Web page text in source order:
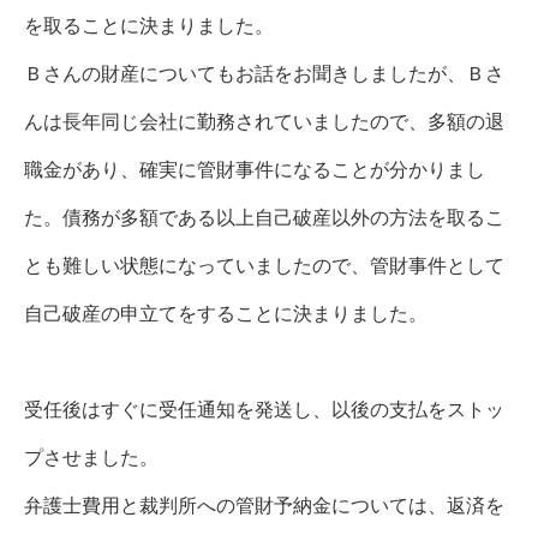
を取ることに決まりました。
Ｂさんの財産についてもお話をお聞きしましたが、Ｂさ
んは長年同じ会社に勤務されていましたので、多額の退
職金があり、確実に管財事件になることが分かりまし
た。債務が多額である以上自己破産以外の方法を取るこ
とも難しい状態になっていましたので、管財事件として
自己破産の申立てをすることに決まりました。
受任後はすぐに受任通知を発送し、以後の支払をストッ
プさせました。
弁護士費用と裁判所への管財予納金については、返済を